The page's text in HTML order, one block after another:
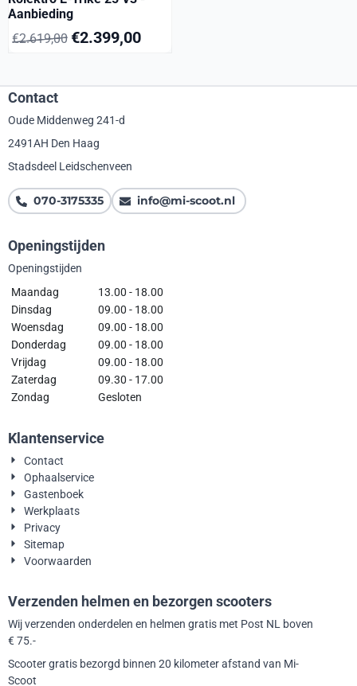
Aanbieding
€2.619,00 €2.399,00
Contact
Oude Middenweg 241-d
2491AH Den Haag
Stadsdeel Leidschenveen
070-3175335 info@mi-scoot.nl
Openingstijden
Openingstijden
Maandag
13.00 - 18.00
Dinsdag
09.00 - 18.00
Woensdag
09.00 - 18.00
Donderdag
09.00 - 18.00
Vrijdag
09.00 - 18.00
Zaterdag
09.30 - 17.00
Zondag
Gesloten
Klantenservice
Contact
Ophaalservice
Gastenboek
Werkplaats
Privacy
Sitemap
Voorwaarden
Verzenden helmen en bezorgen scooters
Wij verzenden onderdelen en helmen gratis met Post NL boven
€ 75.-
Scooter gratis bezorgd binnen 20 kilometer afstand van Mi-
Scoot